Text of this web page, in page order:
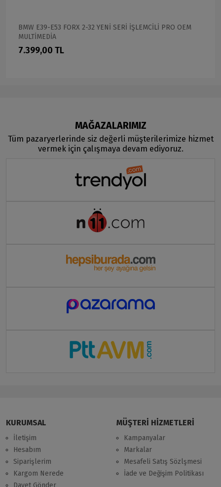
BMW E39-E53 FORX 2-32 YENİ SERİ İŞLEMCİLİ PRO OEM
MULTİMEDİA
7.399,00 TL
MAĞAZALARIMIZ
Tüm pazaryerlerinde siz değerli müşterilerimize hizmet
vermek için çalışmaya devam ediyoruz.
KURUMSAL
İletişim
Hesabım
Siparişlerim
Kargom Nerede
Davet Gönder
MÜŞTERİ HİZMETLERİ
Kampanyalar
Markalar
Mesafeli Satış Sözlşmesi
İade ve Değişim Politikası